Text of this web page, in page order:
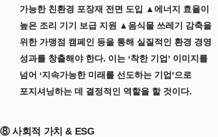
가능한 친환경 포장재 전면 도입 ▲에너지 효율이
높은 조리 기기 보급 지원 ▲음식물 쓰레기 감축을
위한 가맹점 캠페인 등을 통해 실질적인 환경 경영
성과를 창출해야 한다. 이는 ‘착한 기업’ 이미지를
넘어 ‘지속가능한 미래를 선도하는 기업’으로
포지셔닝하는 데 결정적인 역할을 할 것이다.
⑧ 사회적 가치 & ESG